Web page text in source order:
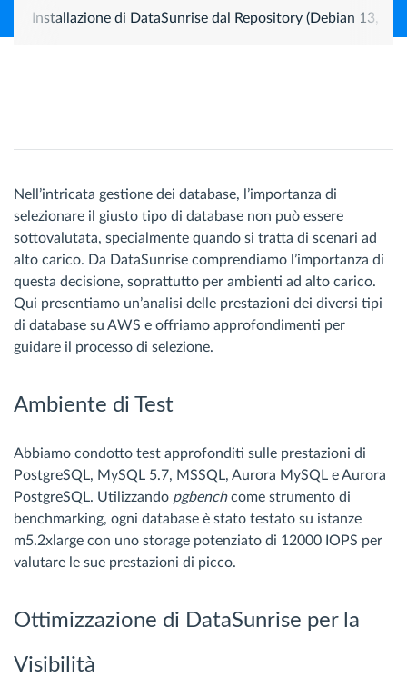
Installazione di DataSunrise dal Repository (Debian 13,
Nell’intricata gestione dei database, l’importanza di
selezionare il giusto tipo di database non può essere
sottovalutata, specialmente quando si tratta di scenari ad
alto carico. Da DataSunrise comprendiamo l’importanza di
questa decisione, soprattutto per ambienti ad alto carico.
Qui presentiamo un’analisi delle prestazioni dei diversi tipi
di database su AWS e offriamo approfondimenti per
guidare il processo di selezione.
Ambiente di Test
Abbiamo condotto test approfonditi sulle prestazioni di
PostgreSQL, MySQL 5.7, MSSQL, Aurora MySQL e Aurora
PostgreSQL. Utilizzando pgbenchcome strumento di
benchmarking, ogni database è stato testato su istanze
m5.2xlarge con uno storage potenziato di 12000 IOPS per
valutare le sue prestazioni di picco.
Ottimizzazione di DataSunrise per la
Visibilità